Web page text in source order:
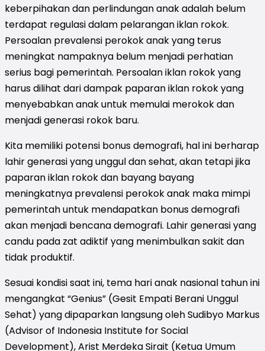
keberpihakan dan perlindungan anak adalah belum
terdapat regulasi dalam pelarangan iklan rokok.
Persoalan prevalensi perokok anak yang terus
meningkat nampaknya belum menjadi perhatian
serius bagi pemerintah. Persoalan iklan rokok yang
harus dilihat dari dampak paparan iklan rokok yang
menyebabkan anak untuk memulai merokok dan
menjadi generasi rokok baru.
Kita memiliki potensi bonus demografi, hal ini berharap
lahir generasi yang unggul dan sehat, akan tetapi jika
paparan iklan rokok dan bayang bayang
meningkatnya prevalensi perokok anak maka mimpi
pemerintah untuk mendapatkan bonus demografi
akan menjadi bencana demografi. Lahir generasi yang
candu pada zat adiktif yang menimbulkan sakit dan
tidak produktif.
Sesuai kondisi saat ini, tema hari anak nasional tahun ini
mengangkat “Genius” (Gesit Empati Berani Unggul
Sehat) yang dipaparkan langsung oleh Sudibyo Markus
(Advisor of Indonesia Institute for Social
Development), Arist Merdeka Sirait (Ketua Umum